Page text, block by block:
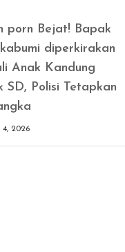
porn Bejat! Bapak
diperkirakan
Anak Kandung
SD, Polisi Tetapkan
2026